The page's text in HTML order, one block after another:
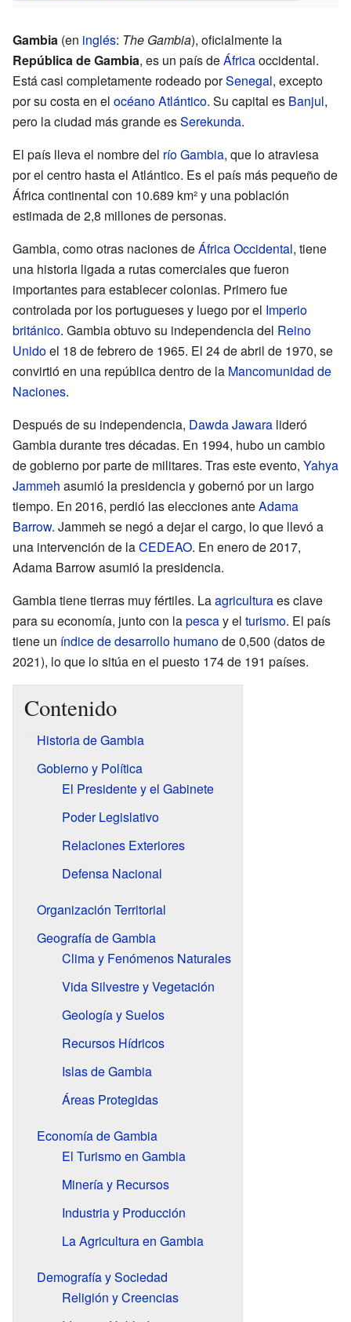
Gambia (en inglés: The Gambia), oficialmente la
República de Gambia, es un país deÁfricaoccidental.
Está casi completamente rodeado porSenegal, excepto
por su costa en el océano Atlántico. Su capital es Banjul,
pero la ciudad más grande esSerekunda.
El país lleva el nombre del río Gambia, que lo atraviesa
por el centro hasta el Atlántico. Es el país más pequeño de
África continental con 10.689 km² y una población
estimada de 2,8 millones de personas.
Gambia, como otras naciones deÁfrica Occidental, tiene
una historia ligada a rutas comerciales que fueron
importantes para establecer colonias. Primero fue
controlada por los portugueses y luego por el Imperio
británico. Gambia obtuvo su independencia del Reino
Unidoel 18 de febrero de 1965. El 24 de abril de 1970, se
convirtió en una república dentro de la Mancomunidad de
Naciones.
Después de su independencia, Dawda Jawara lideró
Gambia durante tres décadas. En 1994, hubo un cambio
de gobierno por parte de militares. Tras este evento, Yahya
Jammeh asumió la presidencia y gobernó por un largo
tiempo. En 2016, perdió las elecciones anteAdama
Barrow. Jammeh se negó a dejar el cargo, lo que llevó a
una intervención de laCEDEAO. En enero de 2017,
Adama Barrow asumió la presidencia.
Gambia tiene tierras muy fértiles. Laagriculturaes clave
para su economía, junto con lapescay el turismo. El país
tiene un índice de desarrollo humanode 0,500 (datos de
2021), lo que lo sitúa en el puesto 174 de 191 países.
Contenido
Historia de Gambia
Gobierno y Política
El Presidente y el Gabinete
Poder Legislativo
Relaciones Exteriores
Defensa Nacional
Organización Territorial
Geografía de Gambia
Clima y Fenómenos Naturales
Vida Silvestre y Vegetación
Geología y Suelos
Recursos Hídricos
Islas de Gambia
Áreas Protegidas
Economía de Gambia
El Turismo en Gambia
Minería y Recursos
Industria y Producción
La Agricultura en Gambia
Demografía y Sociedad
Religión y Creencias